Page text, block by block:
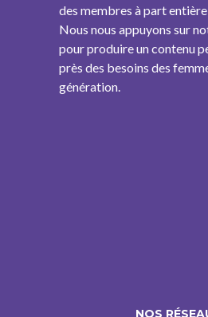
des membres à part
Nous nous appuyons sur
pour produire un contenu
près des besoins des
génération.
NOS